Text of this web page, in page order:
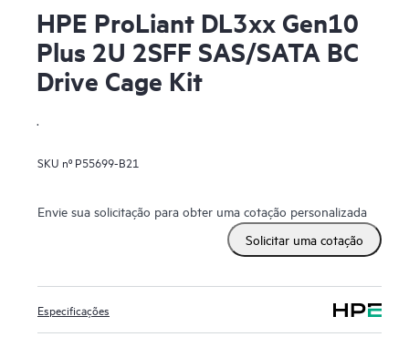
HPE ProLiant DL3xx Gen10
Plus 2U 2SFF SAS/SATA BC
Drive Cage Kit
SKU nº P55699-B21
Envie sua solicitação para obter uma cotação personalizada
Solicitar uma cotação
Especificações